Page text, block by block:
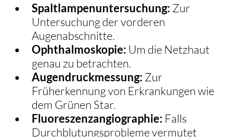
Spaltlampenuntersuchung: Zur
Untersuchung der vorderen
Augenabschnitte.
Ophthalmoskopie: Um die Netzhaut
genau zu betrachten.
Augendruckmessung: Zur
Früherkennung von Erkrankungen wie
dem Grünen Star.
Fluoreszenzangiographie: Falls
Durchblutungsprobleme vermutet